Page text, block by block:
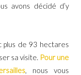
avons décidé d’y
plus de 93 hectares
sa visite. Pour une
, nous vous